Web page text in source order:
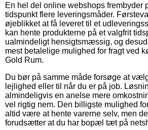
En hel del online webshops frembyder
tidspunkt flere leveringsmåder.
øjeblikket at få leveret til et
kan hente produkterne på et valgfrit
ualmindeligt hensigtsmæssig, og
mest betalelige mulighed for fragt ved
Gold Rum.
Du bør på samme måde forsøge at
lejlighed eller til når du er på job.
almindeligvis en anelse mere
vel rigtig nem. Den billigste mulighed
altid være at hente varerne selv, men
forudsætter at du har bopæl tæt på